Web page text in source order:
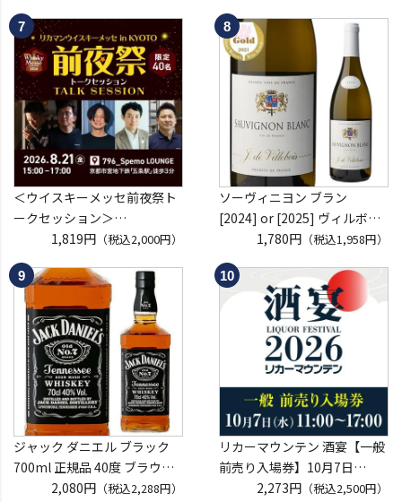
ト ビアテイスト 長S
ヴーヴクリコ ヴーヴ・クリコ
ブーブクリコ
シャンパーニュ シャンパン
お一人様12本まで
プレゼント 記念日
＜ウイスキーメッセ前夜祭ト
ークセッション＞
8月21日(金)15:00～17:00京都
開催
クレジットカード決済のみ
1,819円（税込2,000円）
ソーヴィニヨン ブラン
[2024] or [2025] ヴィルボワ
750ml フランス ロワール 辛
口 白ワイン 浜運A
1,780円 （税込1,958円）
ジャック ダニエル ブラック
700ml 正規品 40度 ブラウン
フォーマン2,080円（税込2,288円）
リカーマウンテン 酒宴【一般
前売り入場券】10月7日
(水)11:00～17:00 2026
2,273円 （税込2,500円）